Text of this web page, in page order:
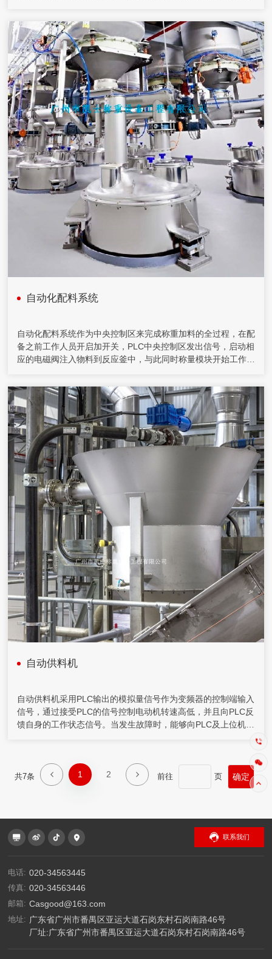
自动化配料系统
自动化配料系统作为中央控制区来完成称重加料的全过程，在配
备之前工作人员开启加开关，PLC中央控制区发出信号，启动相
应的电磁阀注入物料到反应釜中，与此同时称量模块开始工作。
制区接收到称重模块的动作信号，立即使加物料的电磁阀关闭，
停止加物料。
自动供料机
自动供料机采用PLC输出的模拟量信号作为变频器的控制端输入
信号，通过接受PLC的信号控制电动机转速高低，并且向PLC反
馈自身的工作状态信号。当发生故障时，能够向PLC及上位机发
限的转差功率。
共7条 1 2 前往 页
联系我们
电话: 020-34563445
传真: 020-34563446
邮箱: Casgood@163.com
地址: 广东省广州市番禺区亚运大道石岗东村石岗南路46号
厂址:广东省广州市番禺区亚运大道石岗东村石岗南路46号